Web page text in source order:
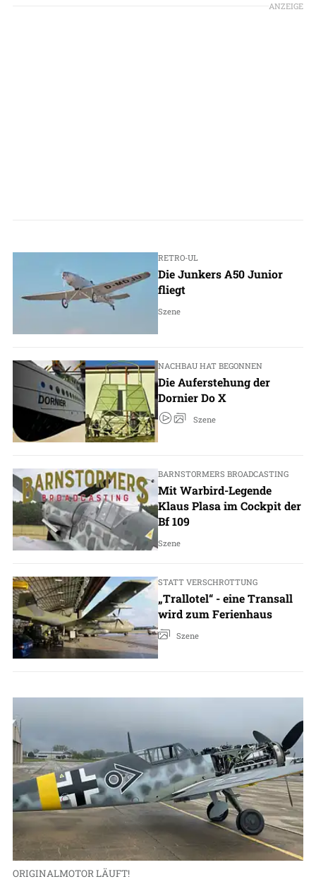
ANZEIGE
RETRO-UL
Die Junkers A50 Junior
fliegt
Szene
NACHBAU HAT BEGONNEN
Die Auferstehung der
Dornier Do X
Szene
BARNSTORMERS BROADCASTING
Mit Warbird-Legende
Klaus Plasa im Cockpit der
Bf 109
Szene
STATT VERSCHROTTUNG
„Trallotel“ - eine Transall
wird zum Ferienhaus
Szene
ORIGINALMOTOR LÄUFT!